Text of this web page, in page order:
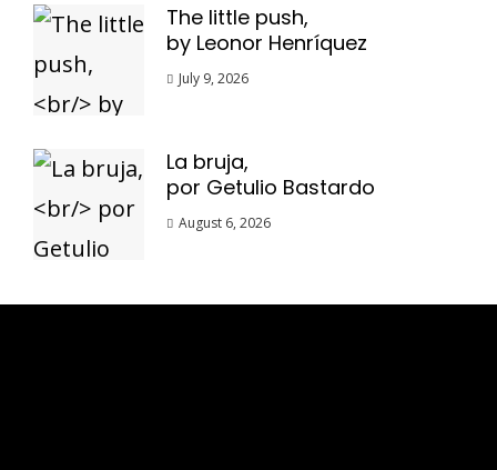
The little push,
by Leonor Henríquez
July 9, 2026
La bruja,
por Getulio Bastardo
August 6, 2026